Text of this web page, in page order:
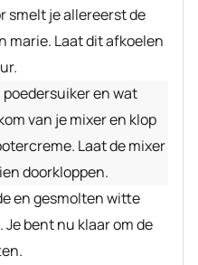
smelt je allereerst de
marie. Laat dit afkoelen
en wat
van je mixer en klop
Laat de mixer
doorkloppen.
en gesmolten witte
bent nu klaar om de